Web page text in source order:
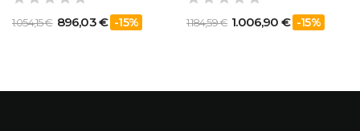
1.054,15 € 896,03 € -15% 1.184,59 € 1.006,90 € -15%